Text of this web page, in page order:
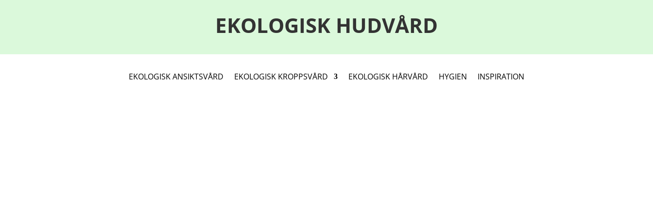
EKOLOGISK HUDVÅRD
EKOLOGISK ANSIKTSVÅRD EKOLOGISK KROPPSVÅRD EKOLOGISK HÅRVÅRD HYGIEN INSPIRATION